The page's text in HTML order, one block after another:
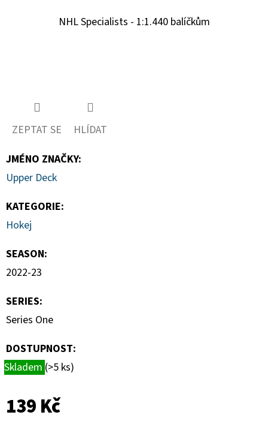
NHL Specialists - 1:1.440 balíčkům
ZEPTAT SE
HLÍDAT
JMÉNO ZNAČKY:
Upper Deck
KATEGORIE:
Hokej
SEASON:
2022-23
SERIES:
Series One
DOSTUPNOST:
Skladem (>5 ks)
139 Kč